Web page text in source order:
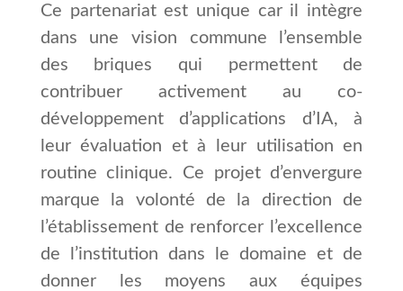
Ce partenariat est unique car il intègre
dans une vision commune l’ensemble
des briques qui permettent de
contribuer activement au co-
développement d’applications d’IA, à
leur évaluation et à leur utilisation en
routine clinique. Ce projet d’envergure
marque la volonté de la direction de
l’établissement de renforcer l’excellence
de l’institution dans le domaine et de
donner les moyens aux équipes